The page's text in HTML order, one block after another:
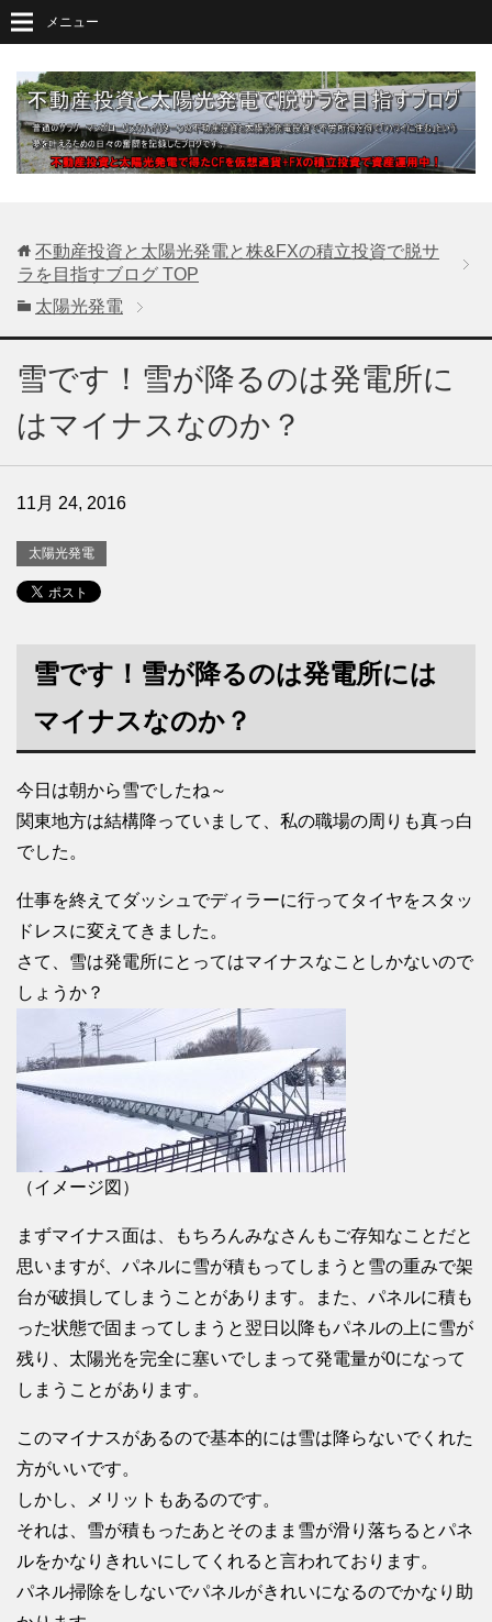
メニュー
不動産投資と太陽光発電と株&FXの積立投資で脱サ
ラを目指すブログ TOP
太陽光発電
雪です！雪が降るのは発電所に
はマイナスなのか？
11月 24, 2016
太陽光発電
雪です！雪が降るのは発電所には
マイナスなのか？
今日は朝から雪でしたね～
関東地方は結構降っていまして、私の職場の周りも真っ白
でした。
仕事を終えてダッシュでディラーに行ってタイヤをスタッ
ドレスに変えてきました。
さて、雪は発電所にとってはマイナスなことしかないので
しょうか？
（イメージ図）
まずマイナス面は、もちろんみなさんもご存知なことだと
思いますが、パネルに雪が積もってしまうと雪の重みで架
台が破損してしまうことがあります。また、パネルに積も
った状態で固まってしまうと翌日以降もパネルの上に雪が
残り、太陽光を完全に塞いでしまって発電量が0になって
しまうことがあります。
このマイナスがあるので基本的には雪は降らないでくれた
方がいいです。
しかし、メリットもあるのです。
それは、雪が積もったあとそのまま雪が滑り落ちるとパネ
ルをかなりきれいにしてくれると言われております。
パネル掃除をしないでパネルがきれいになるのでかなり助